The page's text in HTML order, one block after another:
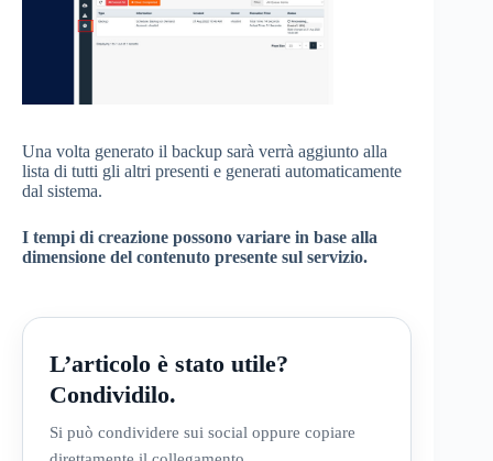
Una volta generato il backup sarà verrà aggiunto alla
lista di tutti gli altri presenti e generati automaticamente
dal sistema.
I tempi di creazione possono variare in base alla
dimensione del contenuto presente sul servizio.
L’articolo è stato utile?
Condividilo.
Si può condividere sui social oppure copiare